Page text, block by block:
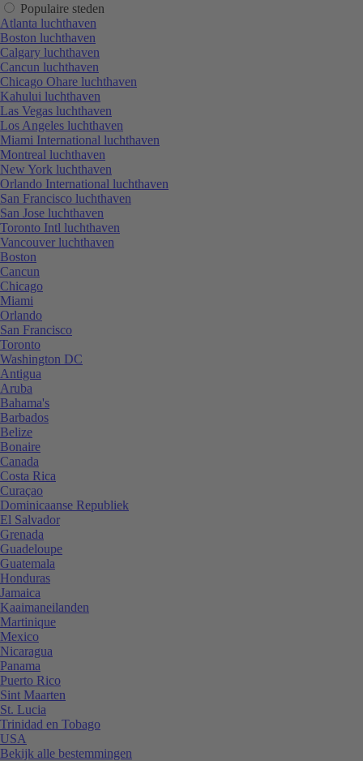
Populaire steden
Atlanta luchthaven
Boston luchthaven
Calgary luchthaven
Cancun luchthaven
Chicago Ohare luchthaven
Kahului luchthaven
Las Vegas luchthaven
Los Angeles luchthaven
Miami International luchthaven
Montreal luchthaven
New York luchthaven
Orlando International luchthaven
San Francisco luchthaven
San Jose luchthaven
Toronto Intl luchthaven
Vancouver luchthaven
Boston
Cancun
Chicago
Miami
Orlando
San Francisco
Toronto
Washington DC
Antigua
Aruba
Bahama's
Barbados
Belize
Bonaire
Canada
Costa Rica
Curaçao
Dominicaanse Republiek
El Salvador
Grenada
Guadeloupe
Guatemala
Honduras
Jamaica
Kaaimaneilanden
Martinique
Mexico
Nicaragua
Panama
Puerto Rico
Sint Maarten
St. Lucia
Trinidad en Tobago
USA
Bekijk alle bestemmingen